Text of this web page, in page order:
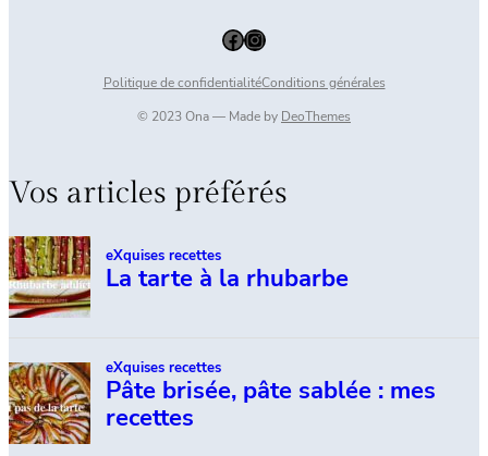
Facebook Instagram
Politique de confidentialitéConditions générales
© 2023 Ona — Made by DeoThemes
Vos articles préférés